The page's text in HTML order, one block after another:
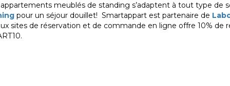
meublés de standing s’adaptent à tout type de
pour un séjour douillet! Smartappart est partenaire de
sites de réservation et de commande en ligne offre 10% de